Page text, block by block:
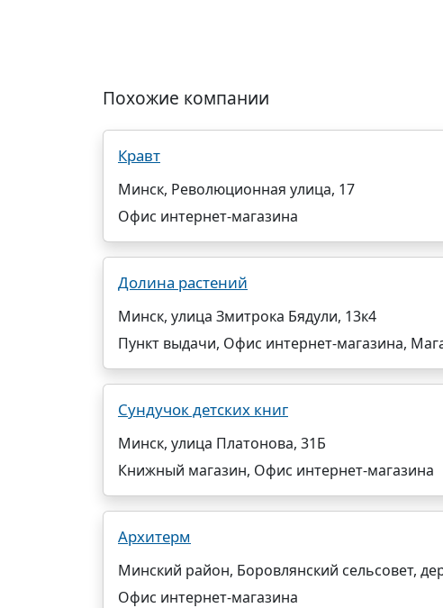
Похожие компании
Кравт
Минск, Революционная улица, 17
Офис интернет-магазина
Долина растений
Минск, улица Змитрока Бядули, 13к4
Пункт выдачи, Офис интернет-магазина,
Сундучок детских книг
Минск, улица Платонова, 31Б
Книжный магазин, Офис интернет-магазина
Архитерм
Минский район, Боровлянский сельсовет,
Офис интернет-магазина